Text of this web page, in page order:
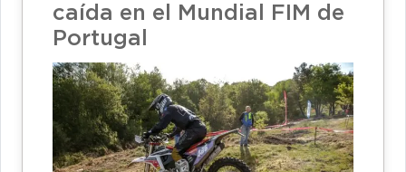
caída en el Mundial FIM de
Portugal